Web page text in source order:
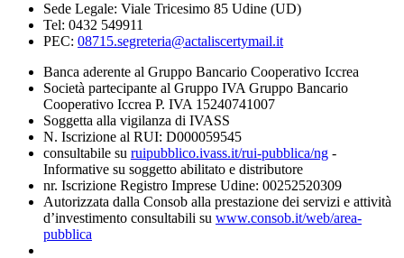
Sede Legale: Viale Tricesimo 85 Udine (UD)
Tel: 0432 549911
PEC: 08715.segreteria@actaliscertymail.it
Banca aderente al Gruppo Bancario Cooperativo Iccrea
Società partecipante al Gruppo IVA Gruppo Bancario
Cooperativo Iccrea P. IVA 15240741007
Soggetta alla vigilanza di IVASS
N. Iscrizione al RUI: D000059545
consultabile su ruipubblico.ivass.it/rui-pubblica/ng -
Informative su soggetto abilitato e distributore
nr. Iscrizione Registro Imprese Udine: 00252520309
Autorizzata dalla Consob alla prestazione dei servizi e attività
d’investimento consultabili su www.consob.it/web/area-
pubblica